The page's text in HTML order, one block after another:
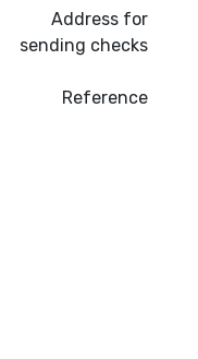
Address for
sending checks
Reference